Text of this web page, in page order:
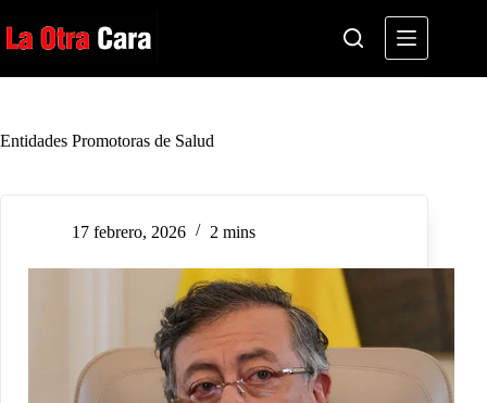
al
contenido
Entidades Promotoras de Salud
17 febrero, 2026 2 mins